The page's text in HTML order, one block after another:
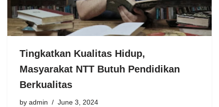
Tingkatkan Kualitas Hidup,
Masyarakat NTT Butuh Pendidikan
Berkualitas
by admin June 3, 2024